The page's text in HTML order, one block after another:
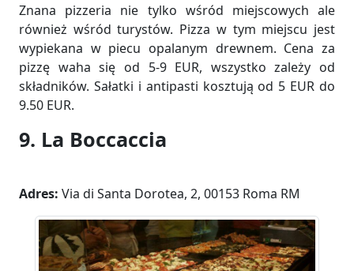
Znana pizzeria nie tylko wśród miejscowych ale
również wśród turystów. Pizza w tym miejscu jest
wypiekana w piecu opalanym drewnem. Cena za
pizzę waha się od 5-9 EUR, wszystko zależy od
składników. Sałatki i antipasti kosztują od 5 EUR do
9.50 EUR.
9. La Boccaccia
Adres: Via di Santa Dorotea, 2, 00153 Roma RM